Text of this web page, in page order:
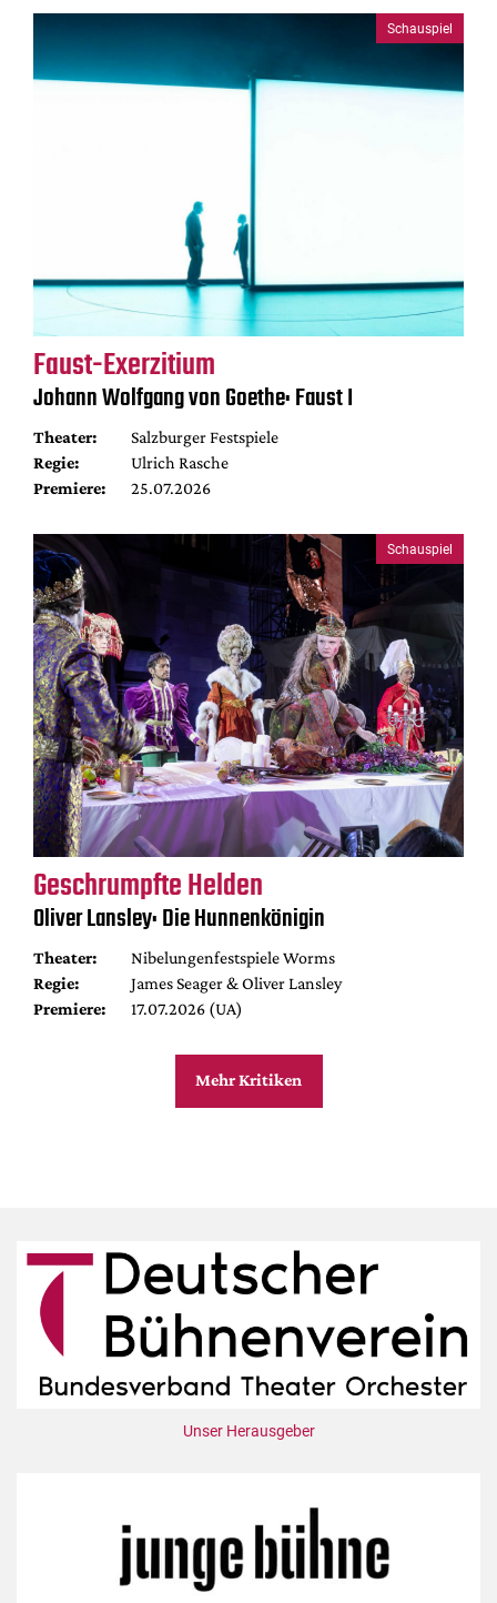
Schauspiel
Faust-Exerzitium
Johann Wolfgang von Goethe: Faust I
Theater:
Salzburger Festspiele
Regie:
Ulrich Rasche
Premiere:
25.07.2026
Schauspiel
Geschrumpfte Helden
Oliver Lansley: Die Hunnenkönigin
Theater:
Nibelungenfestspiele Worms
Regie:
James Seager & Oliver Lansley
Premiere:
17.07.2026 (UA)
Mehr Kritiken
Unser Herausgeber